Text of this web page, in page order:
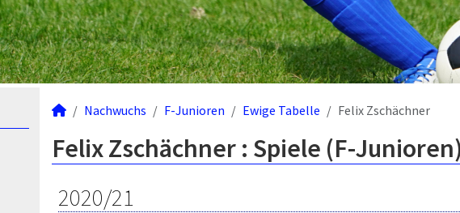
Nachwuchs F-Junioren Ewige Tabelle Felix Zschächner
Felix Zschächner : Spiele (F-Junioren)
2020/21